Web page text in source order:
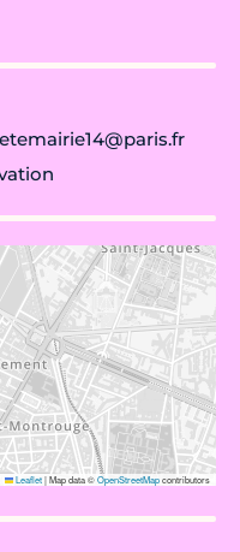
Leaflet|Map data ©OpenStreetMapcontributors